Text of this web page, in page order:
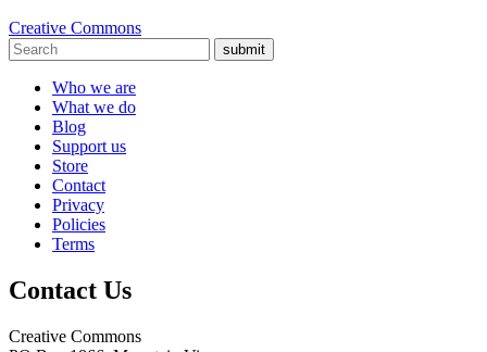
Creative Commons
submit
Who we are
What we do
Blog
Support us
Store
Contact
Privacy
Policies
Terms
Contact Us
Creative Commons